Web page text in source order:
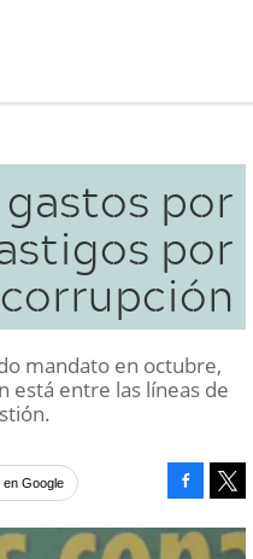
por
por
corrupción
mandato en octubre,
está entre las líneas de
Google